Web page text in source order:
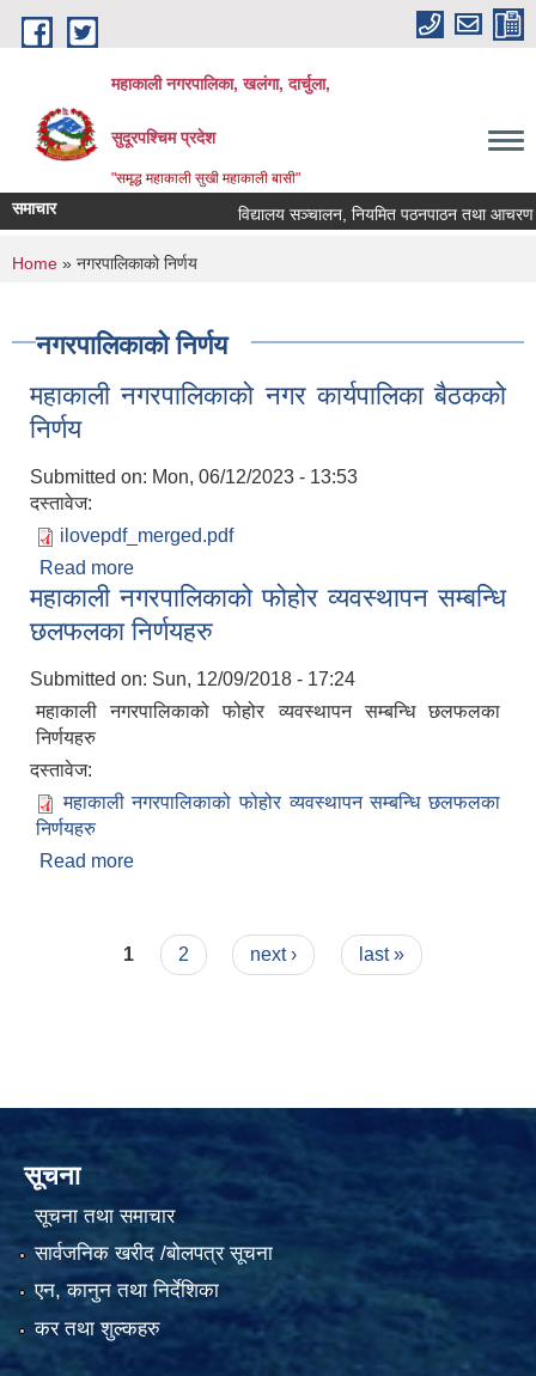
Skip to main content
महाकाली नगरपालिका, खलंगा, दार्चुला,
सुदूरपश्चिम प्रदेश
"समृद्ध महाकाली सुखी महाकाली बासी"
समाचार विद्यालय सञ्चालन, नियमित पठनपाठन तथा आचरण
You are here
Home » नगरपालिकाको निर्णय
नगरपालिकाको निर्णय
महाकाली नगरपालिकाको नगर कार्यपालिका बैठकको
निर्णय
Submitted on: Mon, 06/12/2023 - 13:53
दस्तावेज:
ilovepdf_merged.pdf
Read more
निर्णय
महाकाली नगरपालिकाको फोहोर व्यवस्थापन सम्बन्धि
छलफलका निर्णयहरु
Submitted on: Sun, 12/09/2018 - 17:24
महाकाली नगरपालिकाको फोहोर व्यवस्थापन सम्बन्धि छलफलका
निर्णयहरु
दस्तावेज:
महाकाली नगरपालिकाको फोहोर व्यवस्थापन सम्बन्धि छलफलका
निर्णयहरु
Read more
Pages
1 2 next › last »
सूचना
सूचना तथा समाचार
सार्वजनिक खरीद /बोलपत्र सूचना
एन, कानुन तथा निर्देशिका
कर तथा शुल्कहरु